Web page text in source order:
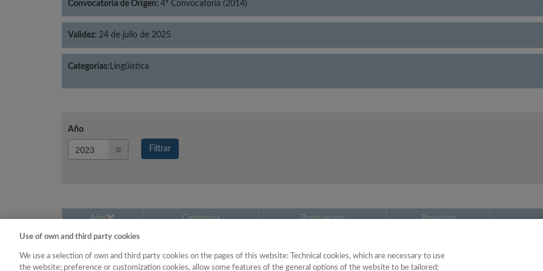
Convocatoria de Origen: 4ª Convocatoria (2014)
Validez: 24 de julio de 2025
Categorías: Lingüística
Año
Filtrar
Año Categoría Puntuación Posición
2023
Use of own and third party cookies
We use a selection of own and third party cookies on the pages of this website: Technical cookies, which are necessary to use
the website; preference or customization cookies, allow some features of the general options of the website to be tailored;